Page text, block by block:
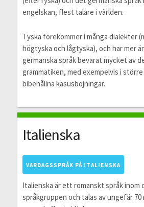
engelskan, flest talare i världen.
Tyska förekommer i många dialekter
högtyska och lågtyska), och har mer
germanska språk bevarat mycket av
grammatiken, med exempelvis i
bibehållna kasusböjningar.
Italienska
VARDAGSSPRÅK PÅ ITALIENSKA
Italienska är ett romanskt språk inom
språkgruppen och talas av ungefär 70